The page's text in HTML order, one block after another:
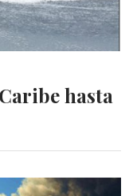
hasta